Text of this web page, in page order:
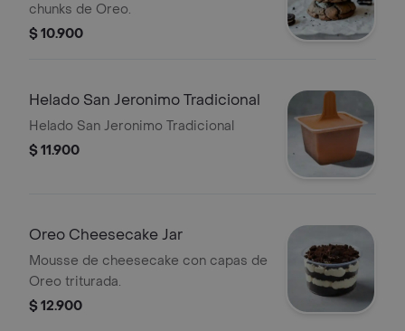
chunks de Oreo.
$ 10.900
Helado San Jeronimo Tradicional
Helado San Jeronimo Tradicional
$ 11.900
Oreo Cheesecake Jar
Mousse de cheesecake con capas de
Oreo triturada.
$ 12.900